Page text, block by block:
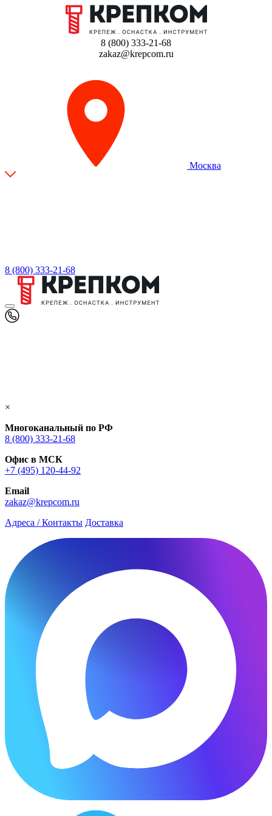
8 (800) 333-21-68
zakaz@krepcom.ru
Москва
8 (800) 333-21-68
×
Многоканальный по РФ
8 (800) 333‑21-68
Офис в МСК
+7 (495) 120-44-92
Email
zakaz@krepcom.ru
Адреса / Контакты Доставка